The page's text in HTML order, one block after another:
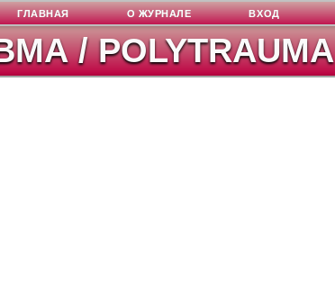
/ POLYTRAUMA
ГЛАВНАЯ О ЖУРНАЛЕ ВХОД